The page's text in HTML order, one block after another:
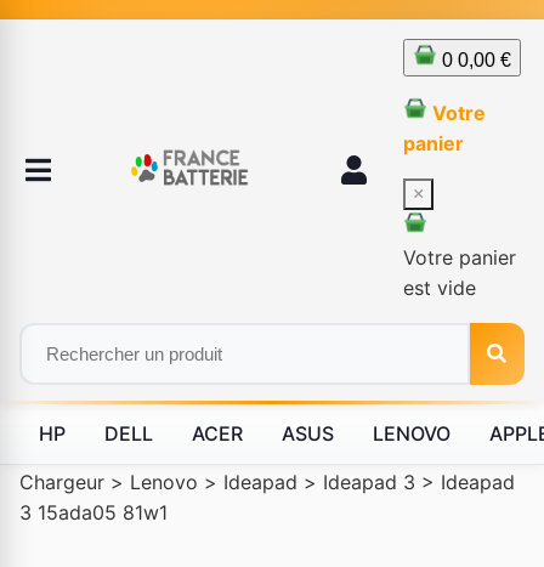
0 0,00 €
Votre
panier
×
Votre panier
est vide
HP DELL ACER ASUS LENOVO
Chargeur > Lenovo > Ideapad > Ideapad 3 > Ideapad
3 15ada05 81w1